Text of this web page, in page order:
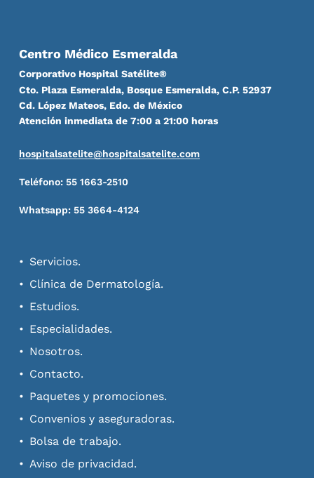
Centro Médico Esmeralda
Corporativo Hospital Satélite®
Cto. Plaza Esmeralda, Bosque Esmeralda, C.P. 52937
Cd. López Mateos, Edo. de México
Atención inmediata de 7:00 a 21:00 horas
hospitalsatelite@hospitalsatelite.com
Teléfono: 55 1663-2510
Whatsapp: 55 3664-4124
Servicios.
Clínica de Dermatología.
Estudios.
Especialidades.
Nosotros.
Contacto.
Paquetes y promociones.
Convenios y aseguradoras.
Bolsa de trabajo.
Aviso de privacidad.